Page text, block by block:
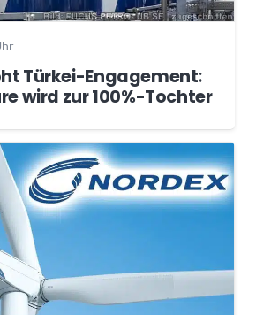
Türkei-Engagement:
wird zur 100%-Tochter